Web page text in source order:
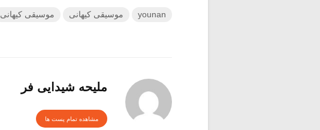
younan موسیقی کیهانی موسیقی کیهانی
ملیحه شیدایی فر
مشاهده تمام پست ها